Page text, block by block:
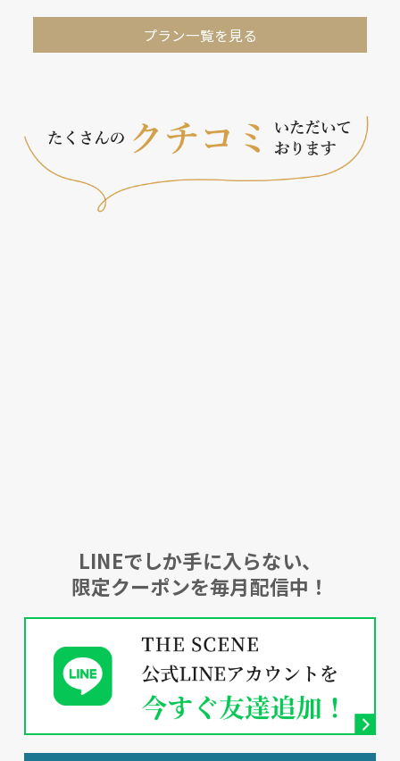
プラン一覧を見る
LINEでしか手に入らない、
限定クーポンを毎月配信中！